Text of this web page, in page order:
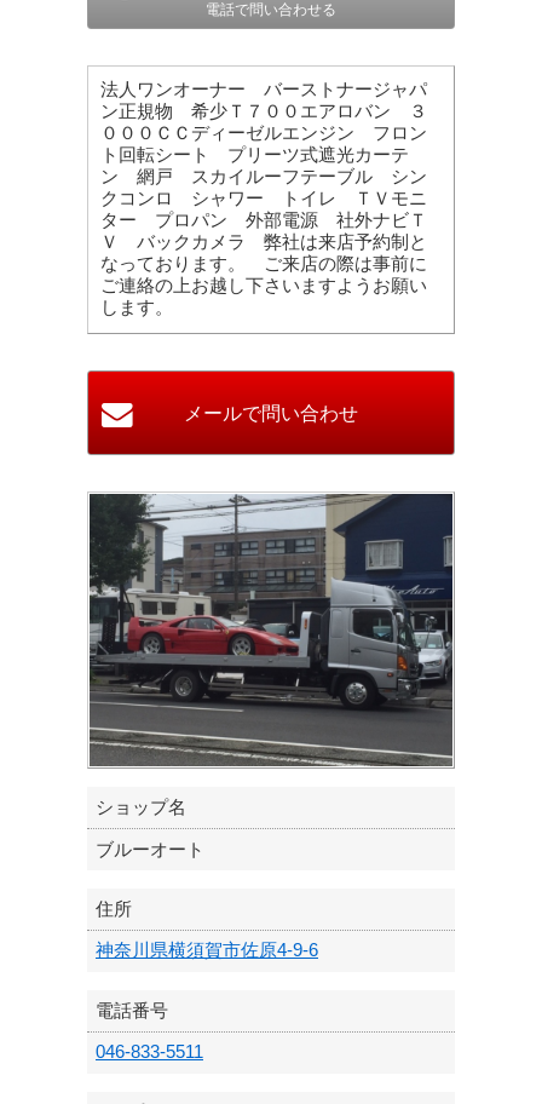
電話で問い合わせる
法人ワンオーナー バーストナージャパ
ン正規物 希少Ｔ７００エアロバン ３
０００ＣＣディーゼルエンジン フロン
ト回転シート プリーツ式遮光カーテ
ン 網戸 スカイルーフテーブル シン
クコンロ シャワー トイレ ＴＶモニ
ター プロパン 外部電源 社外ナビＴ
Ｖ バックカメラ 弊社は来店予約制と
なっております。 ご来店の際は事前に
ご連絡の上お越し下さいますようお願い
します。
ショップ名
ブルーオート
住所
神奈川県横須賀市佐原4-9-6
電話番号
046-833-5511